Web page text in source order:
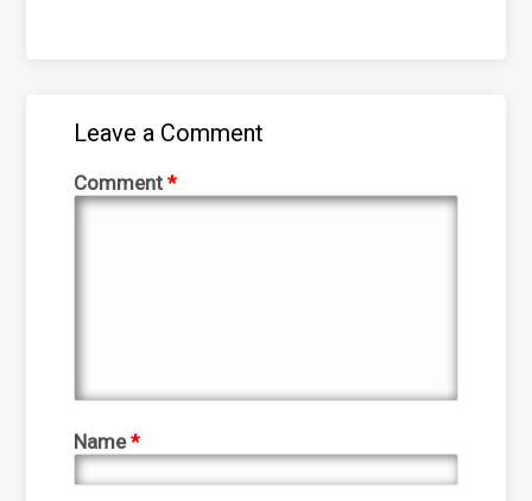
Leave a Comment
Comment*
Name*